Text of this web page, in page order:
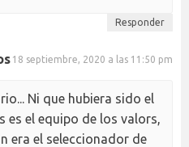
Responder
18 septiembre, 2020 a las 11:50 pm
Ni que hubiera sido el
es el equipo de los valors,
era el seleccionador de